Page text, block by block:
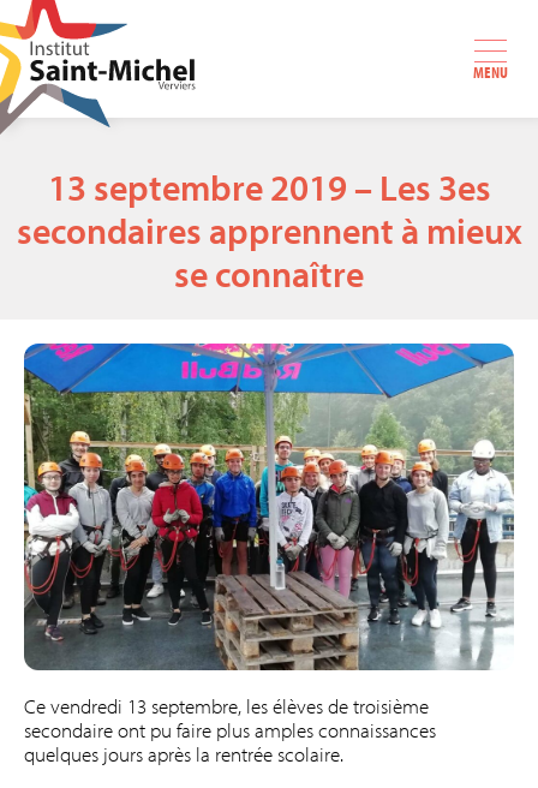
MENU
13 septembre 2019 – Les 3es
secondaires apprennent à mieux
se connaître
Ce vendredi 13 septembre, les élèves de troisième
secondaire ont pu faire plus amples connaissances
quelques jours après la rentrée scolaire.